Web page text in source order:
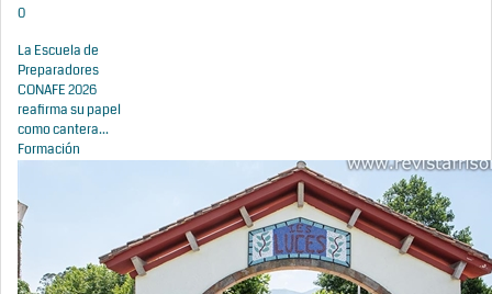
0
La Escuela de
Preparadores
CONAFE 2026
reafirma su papel
como cantera...
Formación